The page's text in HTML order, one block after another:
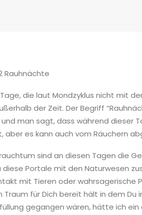
Rauhnächte
die laut Mondzyklus nicht mit
der Zeit. Der Begriff
man sagt, dass während dieser
aber es kann auch vom Räuchern
sind an diesen Tagen die
diese Portale mit den Naturwesen
mit Tieren oder wahrsagerische
für Dich bereit hält in dem
gegangen wären, hätte ich